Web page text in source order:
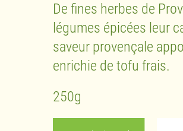
De fines herbes de
légumes épicées leur
saveur provençale
enrichie de tofu frais.
250g